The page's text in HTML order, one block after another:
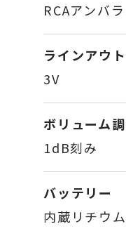
RCAアンバ
ラインアウ
3V
ボリューム
1dB刻み
バッテリー
内蔵リチウ